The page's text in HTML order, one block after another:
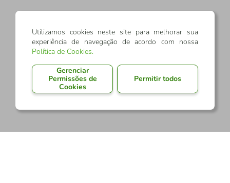
Utilizamos cookies neste site para melhorar sua
experiência de navegação de acordo com nossa
Política de Cookies.
Gerenciar
Permissões de
Cookies
Permitir todos